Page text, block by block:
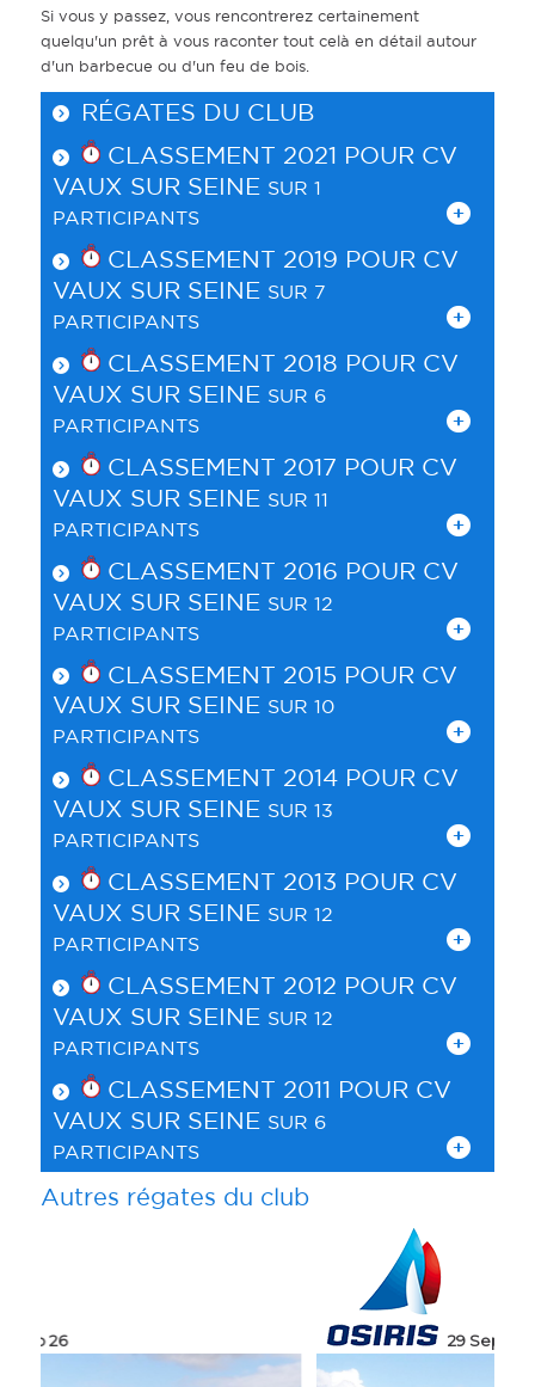
Si vous y passez, vous rencontrerez certainement
quelqu'un prêt à vous raconter tout celà en détail autour
d'un barbecue ou d'un feu de bois.
RÉGATES DU CLUB
CLASSEMENT 2021 POUR CV
VAUX SUR SEINE SUR 1
PARTICIPANTS
CLASSEMENT 2019 POUR CV
VAUX SUR SEINE SUR 7
PARTICIPANTS
CLASSEMENT 2018 POUR CV
VAUX SUR SEINE SUR 6
PARTICIPANTS
CLASSEMENT 2017 POUR CV
VAUX SUR SEINE SUR 11
PARTICIPANTS
CLASSEMENT 2016 POUR CV
VAUX SUR SEINE SUR 12
PARTICIPANTS
CLASSEMENT 2015 POUR CV
VAUX SUR SEINE SUR 10
PARTICIPANTS
CLASSEMENT 2014 POUR CV
VAUX SUR SEINE SUR 13
PARTICIPANTS
CLASSEMENT 2013 POUR CV
VAUX SUR SEINE SUR 12
PARTICIPANTS
CLASSEMENT 2012 POUR CV
VAUX SUR SEINE SUR 12
PARTICIPANTS
CLASSEMENT 2011 POUR CV
VAUX SUR SEINE SUR 6
PARTICIPANTS
Autres régates du club